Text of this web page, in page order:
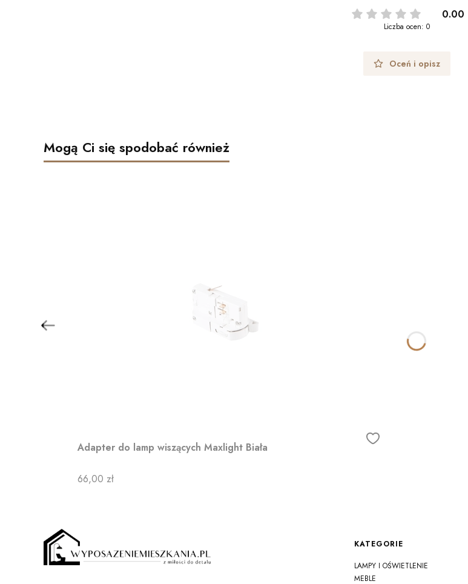
0.00
Liczba ocen: 0
Oceń i opisz
Mogą Ci się spodobać również
Adapter do lamp wiszących Maxlight Biała
Cena
66,00 zł
Linki w stopce
KATEGORIE
LAMPY I OŚWIETLENIE
MEBLE